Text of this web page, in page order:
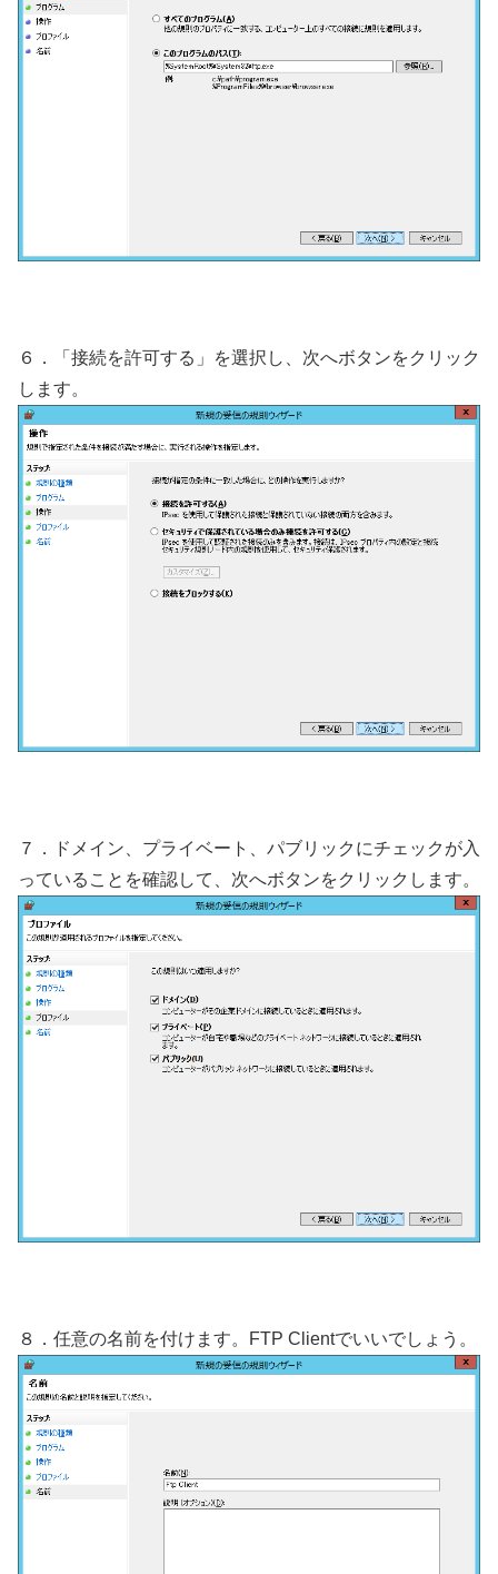
６．「接続を許可する」を選択し、次へボタンをクリック
します。
７．ドメイン、プライベート、パブリックにチェックが入
っていることを確認して、次へボタンをクリックします。
８．任意の名前を付けます。FTP Clientでいいでしょう。